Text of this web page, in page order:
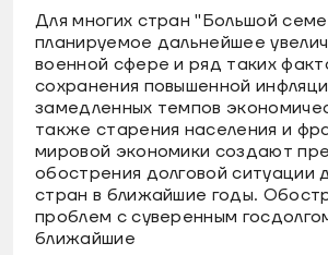
Для многих стран "Большой
планируемое дальнейшее
военной сфере и ряд таких
сохранения повышенной
замедленных темпов
также старения населения и
мировой экономики создают
обострения долговой ситуации
стран в ближайшие годы.
проблем с суверенным
ближайшие